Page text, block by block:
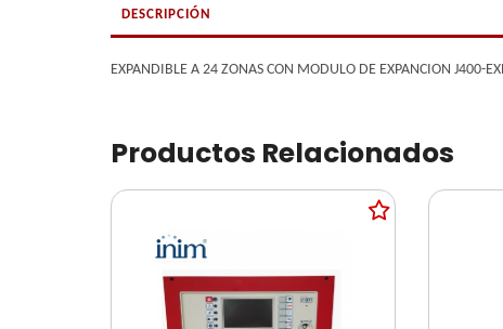
DESCRIPCIÓN
EXPANDIBLE A 24 ZONAS CON MODULO DE EXPANCION J400-
Productos Relacionados